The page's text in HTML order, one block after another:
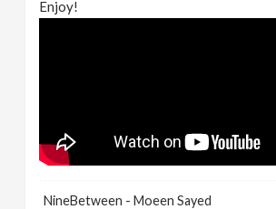
Enjoy!
NineBetween - Moeen Sayed